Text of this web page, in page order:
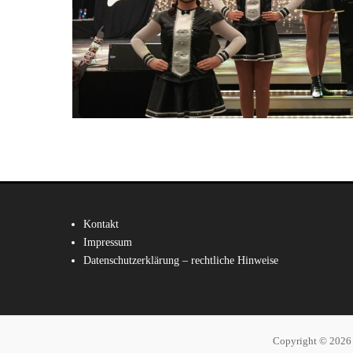
Kontakt
Impressum
Datenschutzerklärung – rechtliche Hinweise
Copyright © 2026